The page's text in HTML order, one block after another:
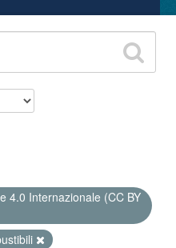
4.0 Internazionale (CC BY